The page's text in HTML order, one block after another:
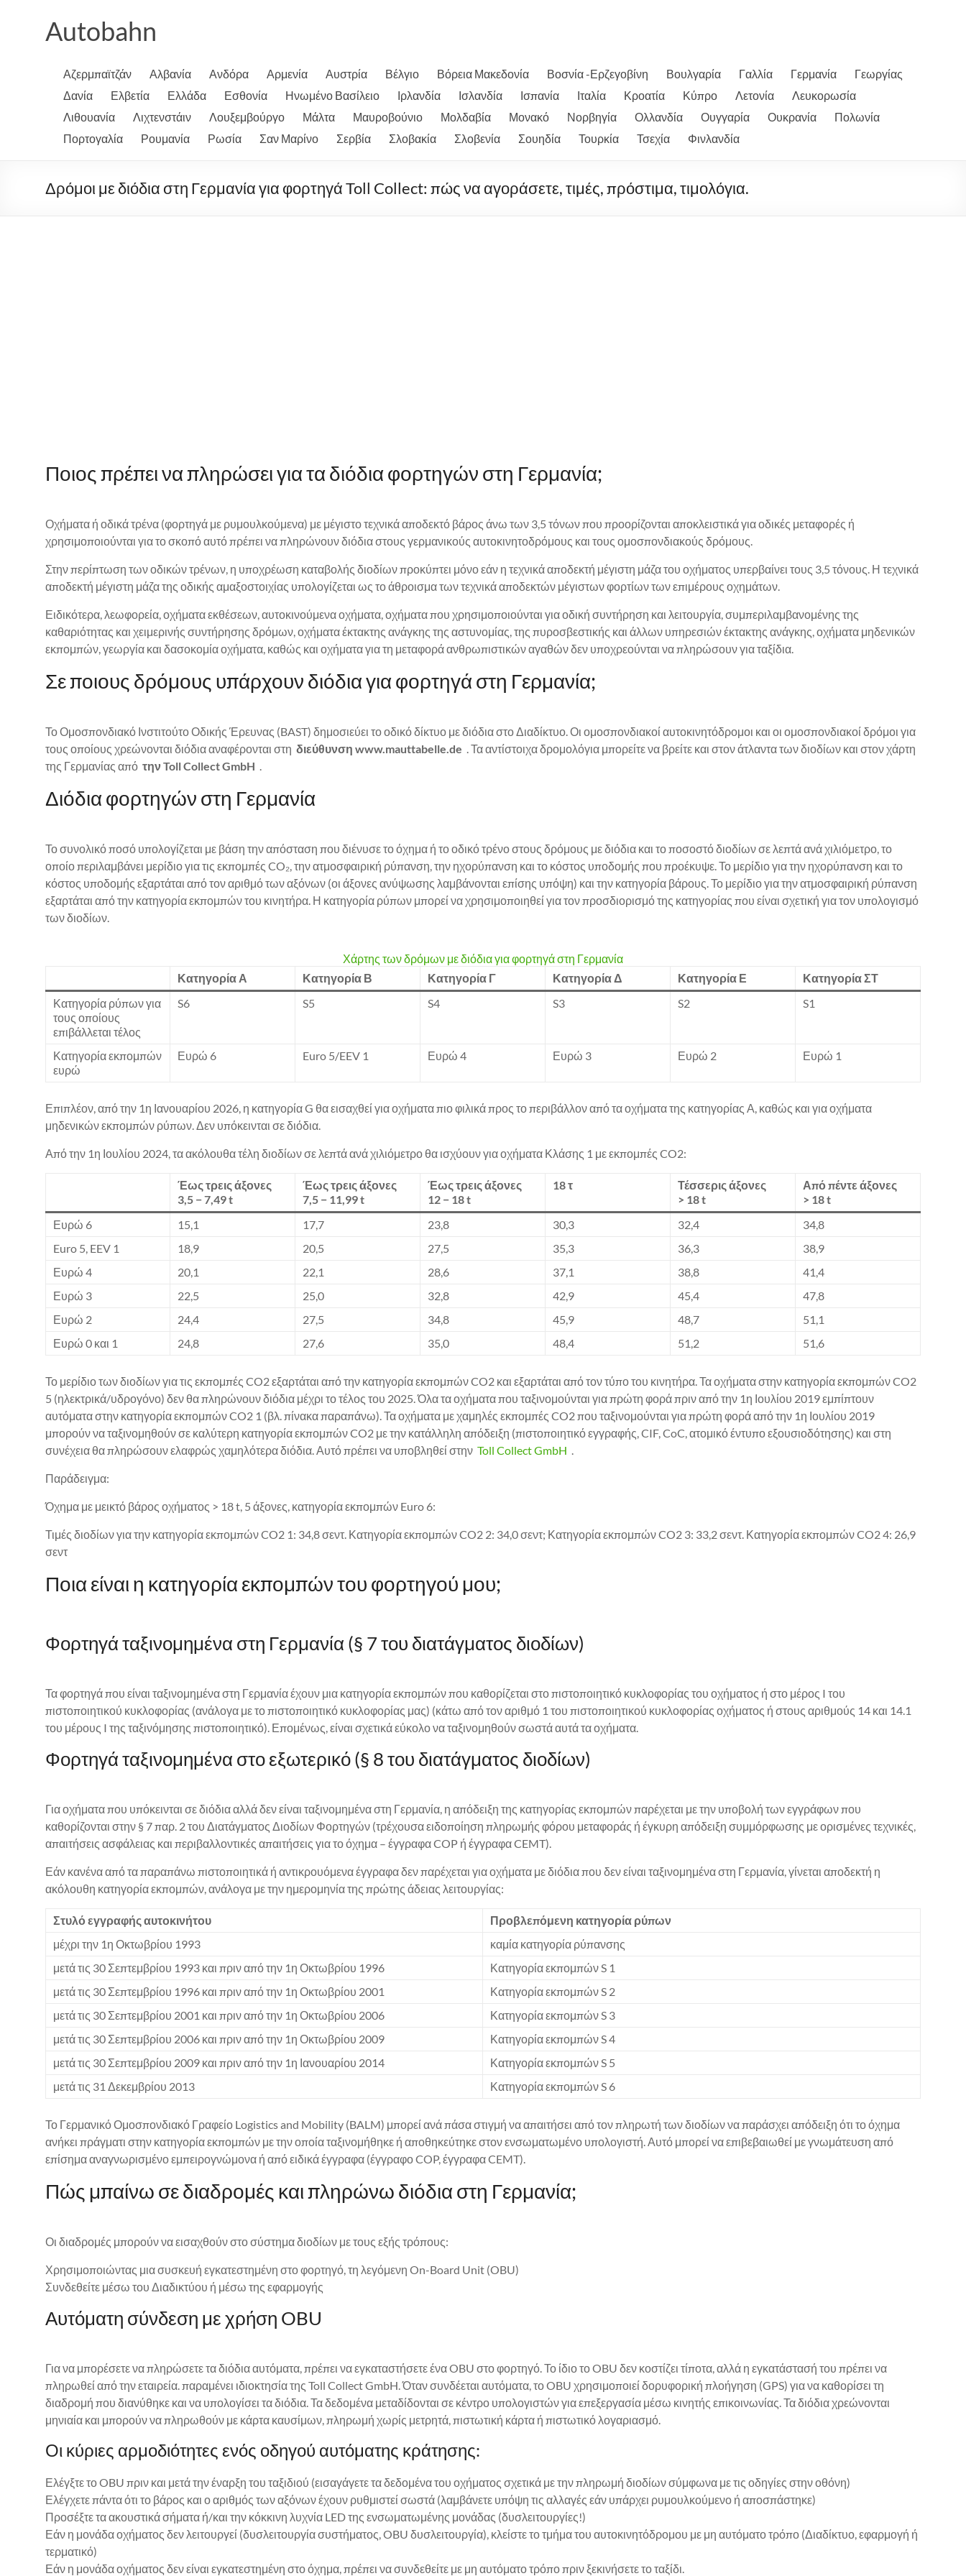
περιεχόμενοAutobahn
Αζερμπαϊτζάν Αλβανία Ανδόρα Αρμενία Αυστρία Βέλγιο Βόρεια Μακεδονία Βοσνία -Ερζεγοβίνη Βουλγαρία Γαλλία Γερμανία
Γεωργίας
Δανία
Ελβετία Ελλάδα Εσθονία Ηνωμένο Βασίλειο Ιρλανδία Ισλανδία Ισπανία Ιταλία Κροατία Κύπρο Λετονία
Λευκορωσία
Λιθουανία
Λιχτενστάιν Λουξεμβούργο Μάλτα Μαυροβούνιο Μολδαβία Μονακό Νορβηγία Ολλανδία Ουγγαρία Ουκρανία
Πολωνία
Πορτογαλία
Ρουμανία Ρωσία Σαν Μαρίνο Σερβία Σλοβακία Σλοβενία Σουηδία Τουρκία Τσεχία Φινλανδία
Δρόμοι με διόδια στη Γερμανία για φορτηγά Toll Collect: πώς να αγοράσετε, τιμές, πρόστιμα, τιμολόγια.
Ποιος πρέπει να πληρώσει για τα διόδια φορτηγών στη Γερμανία;
Οχήματα ή οδικά τρένα (φορτηγά με ρυμουλκούμενα) με μέγιστο τεχνικά αποδεκτό βάρος άνω των 3,5 τόνων που προορίζονται αποκλειστικά για οδικές μεταφορές ή
χρησιμοποιούνται για το σκοπό αυτό πρέπει να πληρώνουν διόδια στους γερμανικούς αυτοκινητοδρόμους και τους ομοσπονδιακούς δρόμους.
Στην περίπτωση των οδικών τρένων, η υποχρέωση καταβολής διοδίων προκύπτει μόνο εάν η τεχνικά αποδεκτή μέγιστη μάζα του οχήματος υπερβαίνει τους 3,5 τόνους. Η τεχνικά
αποδεκτή μέγιστη μάζα της οδικής αμαξοστοιχίας υπολογίζεται ως το άθροισμα των τεχνικά αποδεκτών μέγιστων φορτίων των επιμέρους οχημάτων.
Ειδικότερα, λεωφορεία, οχήματα εκθέσεων, αυτοκινούμενα οχήματα, οχήματα που χρησιμοποιούνται για οδική συντήρηση και λειτουργία, συμπεριλαμβανομένης της
καθαριότητας και χειμερινής συντήρησης δρόμων, οχήματα έκτακτης ανάγκης της αστυνομίας, της πυροσβεστικής και άλλων υπηρεσιών έκτακτης ανάγκης, οχήματα μηδενικών
εκπομπών, γεωργία και δασοκομία οχήματα, καθώς και οχήματα για τη μεταφορά ανθρωπιστικών αγαθών δεν υποχρεούνται να πληρώσουν για ταξίδια.
Σε ποιους δρόμους υπάρχουν διόδια για φορτηγά στη Γερμανία;
Το Ομοσπονδιακό Ινστιτούτο Οδικής Έρευνας (BAST) δημοσιεύει το οδικό δίκτυο με διόδια στο Διαδίκτυο. Οι ομοσπονδιακοί αυτοκινητόδρομοι και οι ομοσπονδιακοί δρόμοι για
τους οποίους χρεώνονται διόδια αναφέρονται στη διεύθυνση www.mauttabelle.de . Τα αντίστοιχα δρομολόγια μπορείτε να βρείτε και στον άτλαντα των διοδίων και στον χάρτη
της Γερμανίας από την Toll Collect GmbH .
Διόδια φορτηγών στη Γερμανία
Το συνολικό ποσό υπολογίζεται με βάση την απόσταση που διένυσε το όχημα ή το οδικό τρένο στους δρόμους με διόδια και το ποσοστό διοδίων σε λεπτά ανά χιλιόμετρο, το
οποίο περιλαμβάνει μερίδιο για τις εκπομπές CO₂, την ατμοσφαιρική ρύπανση, την ηχορύπανση και το κόστος υποδομής που προέκυψε. Το μερίδιο για την ηχορύπανση και το
κόστος υποδομής εξαρτάται από τον αριθμό των αξόνων (οι άξονες ανύψωσης λαμβάνονται επίσης υπόψη) και την κατηγορία βάρους. Το μερίδιο για την ατμοσφαιρική ρύπανση
εξαρτάται από την κατηγορία εκπομπών του κινητήρα. Η κατηγορία ρύπων μπορεί να χρησιμοποιηθεί για τον προσδιορισμό της κατηγορίας που είναι σχετική για τον υπολογισμό
των διοδίων.
Χάρτης των δρόμων με διόδια για φορτηγά στη Γερμανία
Κατηγορία Α
Κατηγορία Β Κατηγορία Γ Κατηγορία Δ Κατηγορία Ε
Κατηγορία ΣΤ
Κατηγορία ρύπων για
τους οποίους
επιβάλλεται τέλος
S6 S5 S4 S3 S2 S1
Κατηγορία εκπομπών
ευρώ
Ευρώ 6 Euro 5/EEV 1 Ευρώ 4 Ευρώ 3 Ευρώ 2 Ευρώ 1
Επιπλέον, από την 1η Ιανουαρίου 2026, η κατηγορία G θα εισαχθεί για οχήματα πιο φιλικά προς το περιβάλλον από τα οχήματα της κατηγορίας Α, καθώς και για οχήματα
μηδενικών εκπομπών ρύπων. Δεν υπόκεινται σε διόδια.
Από την 1η Ιουλίου 2024, τα ακόλουθα τέλη διοδίων σε λεπτά ανά χιλιόμετρο θα ισχύουν για οχήματα Κλάσης 1 με εκπομπές CO2:
Έως τρεις άξονες
3,5 − 7,49 t
Έως τρεις άξονες
7,5 − 11,99 t
Έως τρεις άξονες
12 − 18 t
18 τ
Τέσσερις άξονες
> 18 t
Από πέντε άξονες
> 18 t
Ευρώ 6
15,1 17,7 23,8 30,3 32,4
34,8
Euro 5, EEV 1
18,9 20,5 27,5 35,3 36,3
38,9
Ευρώ 4
20,1 22,1 28,6 37,1 38,8
41,4
Ευρώ 3
22,5 25,0 32,8 42,9 45,4
47,8
Ευρώ 2
24,4 27,5 34,8 45,9 48,7
51,1
Ευρώ 0 και 1
24,8 27,6 35,0 48,4 51,2 51,6
Το μερίδιο των διοδίων για τις εκπομπές CO2 εξαρτάται από την κατηγορία εκπομπών CO2 και εξαρτάται από τον τύπο του κινητήρα. Τα οχήματα στην κατηγορία εκπομπών CO2
5 (ηλεκτρικά/υδρογόνο) δεν θα πληρώνουν διόδια μέχρι το τέλος του 2025. Όλα τα οχήματα που ταξινομούνται για πρώτη φορά πριν από την 1η Ιουλίου 2019 εμπίπτουν
αυτόματα στην κατηγορία εκπομπών CO2 1 (βλ. πίνακα παραπάνω). Τα οχήματα με χαμηλές εκπομπές CO2 που ταξινομούνται για πρώτη φορά από την 1η Ιουλίου 2019
μπορούν να ταξινομηθούν σε καλύτερη κατηγορία εκπομπών CO2 με την κατάλληλη απόδειξη (πιστοποιητικό εγγραφής, CIF, CoC, ατομικό έντυπο εξουσιοδότησης) και στη
συνέχεια θα πληρώσουν ελαφρώς χαμηλότερα διόδια. Αυτό πρέπει να υποβληθεί στην Toll Collect GmbH .
Παράδειγμα:
Όχημα με μεικτό βάρος οχήματος > 18 t, 5 άξονες, κατηγορία εκπομπών Euro 6:
Τιμές διοδίων για την κατηγορία εκπομπών CO2 1: 34,8 σεντ. Κατηγορία εκπομπών CO2 2: 34,0 σεντ; Κατηγορία εκπομπών CO2 3: 33,2 σεντ. Κατηγορία εκπομπών CO2 4: 26,9
σεντ
Ποια είναι η κατηγορία εκπομπών του φορτηγού μου;
Φορτηγά ταξινομημένα στη Γερμανία (§ 7 του διατάγματος διοδίων)
Τα φορτηγά που είναι ταξινομημένα στη Γερμανία έχουν μια κατηγορία εκπομπών που καθορίζεται στο πιστοποιητικό κυκλοφορίας του οχήματος ή στο μέρος I του
πιστοποιητικού κυκλοφορίας (ανάλογα με το πιστοποιητικό κυκλοφορίας μας) (κάτω από τον αριθμό 1 του πιστοποιητικού κυκλοφορίας οχήματος ή στους αριθμούς 14 και 14.1
του μέρους I της ταξινόμησης πιστοποιητικό). Επομένως, είναι σχετικά εύκολο να ταξινομηθούν σωστά αυτά τα οχήματα.
Φορτηγά ταξινομημένα στο εξωτερικό (§ 8 του διατάγματος διοδίων)
Για οχήματα που υπόκεινται σε διόδια αλλά δεν είναι ταξινομημένα στη Γερμανία, η απόδειξη της κατηγορίας εκπομπών παρέχεται με την υποβολή των εγγράφων που
καθορίζονται στην § 7 παρ. 2 του Διατάγματος Διοδίων Φορτηγών (τρέχουσα ειδοποίηση πληρωμής φόρου μεταφοράς ή έγκυρη απόδειξη συμμόρφωσης με ορισμένες τεχνικές,
απαιτήσεις ασφάλειας και περιβαλλοντικές απαιτήσεις για το όχημα – έγγραφα COP ή έγγραφα CEMT).
Εάν κανένα από τα παραπάνω πιστοποιητικά ή αντικρουόμενα έγγραφα δεν παρέχεται για οχήματα με διόδια που δεν είναι ταξινομημένα στη Γερμανία, γίνεται αποδεκτή η
ακόλουθη κατηγορία εκπομπών, ανάλογα με την ημερομηνία της πρώτης άδειας λειτουργίας:
Στυλό εγγραφής αυτοκινήτου
Προβλεπόμενη κατηγορία ρύπων
μέχρι την 1η Οκτωβρίου 1993
καμία κατηγορία ρύπανσης
μετά τις 30 Σεπτεμβρίου 1993 και πριν από την 1η Οκτωβρίου 1996
Κατηγορία εκπομπών S 1
μετά τις 30 Σεπτεμβρίου 1996 και πριν από την 1η Οκτωβρίου 2001
Κατηγορία εκπομπών S 2
μετά τις 30 Σεπτεμβρίου 2001 και πριν από την 1η Οκτωβρίου 2006
Κατηγορία εκπομπών S 3
μετά τις 30 Σεπτεμβρίου 2006 και πριν από την 1η Οκτωβρίου 2009
Κατηγορία εκπομπών S 4
μετά τις 30 Σεπτεμβρίου 2009 και πριν από την 1η Ιανουαρίου 2014
Κατηγορία εκπομπών S 5
μετά τις 31 Δεκεμβρίου 2013
Κατηγορία εκπομπών S 6
Το Γερμανικό Ομοσπονδιακό Γραφείο Logistics and Mobility (BALM) μπορεί ανά πάσα στιγμή να απαιτήσει από τον πληρωτή των διοδίων να παράσχει απόδειξη ότι το όχημα
ανήκει πράγματι στην κατηγορία εκπομπών με την οποία ταξινομήθηκε ή αποθηκεύτηκε στον ενσωματωμένο υπολογιστή. Αυτό μπορεί να επιβεβαιωθεί με γνωμάτευση από
επίσημα αναγνωρισμένο εμπειρογνώμονα ή από ειδικά έγγραφα (έγγραφο COP, έγγραφα CEMT).
Πώς μπαίνω σε διαδρομές και πληρώνω διόδια στη Γερμανία;
Οι διαδρομές μπορούν να εισαχθούν στο σύστημα διοδίων με τους εξής τρόπους:
Χρησιμοποιώντας μια συσκευή εγκατεστημένη στο φορτηγό, τη λεγόμενη On-Board Unit (OBU)
Συνδεθείτε μέσω του Διαδικτύου ή μέσω της εφαρμογής
Αυτόματη σύνδεση με χρήση OBU
Για να μπορέσετε να πληρώσετε τα διόδια αυτόματα, πρέπει να εγκαταστήσετε ένα OBU στο φορτηγό. Το ίδιο το OBU δεν κοστίζει τίποτα, αλλά η εγκατάστασή του πρέπει να
πληρωθεί από την εταιρεία. παραμένει ιδιοκτησία της Toll Collect GmbH. Όταν συνδέεται αυτόματα, το OBU χρησιμοποιεί δορυφορική πλοήγηση (GPS) για να καθορίσει τη
διαδρομή που διανύθηκε και να υπολογίσει τα διόδια. Τα δεδομένα μεταδίδονται σε κέντρο υπολογιστών για επεξεργασία μέσω κινητής επικοινωνίας. Τα διόδια χρεώνονται
μηνιαία και μπορούν να πληρωθούν με κάρτα καυσίμων, πληρωμή χωρίς μετρητά, πιστωτική κάρτα ή πιστωτικό λογαριασμό.
Οι κύριες αρμοδιότητες ενός οδηγού αυτόματης κράτησης:
Ελέγξτε το OBU πριν και μετά την έναρξη του ταξιδιού (εισαγάγετε τα δεδομένα του οχήματος σχετικά με την πληρωμή διοδίων σύμφωνα με τις οδηγίες στην οθόνη)
Ελέγχετε πάντα ότι το βάρος και ο αριθμός των αξόνων έχουν ρυθμιστεί σωστά (λαμβάνετε υπόψη τις αλλαγές εάν υπάρχει ρυμουλκούμενο ή αποσπάστηκε)
Προσέξτε τα ακουστικά σήματα ή/και την κόκκινη λυχνία LED της ενσωματωμένης μονάδας (δυσλειτουργίες!)
Εάν η μονάδα οχήματος δεν λειτουργεί (δυσλειτουργία συστήματος, OBU δυσλειτουργία), κλείστε το τμήμα του αυτοκινητόδρομου με μη αυτόματο τρόπο (Διαδίκτυο, εφαρμογή ή
τερματικό)
Εάν η μονάδα οχήματος δεν είναι εγκατεστημένη στο όχημα, πρέπει να συνδεθείτε με μη αυτόματο τρόπο πριν ξεκινήσετε το ταξίδι.